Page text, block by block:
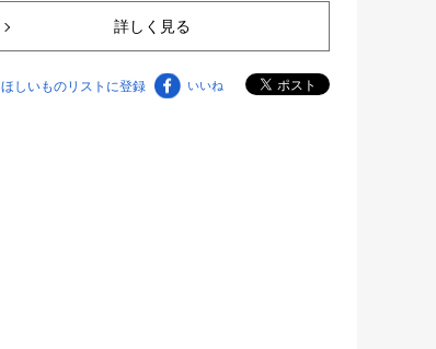
詳しく見る
ほしいものリストに登録 いいね